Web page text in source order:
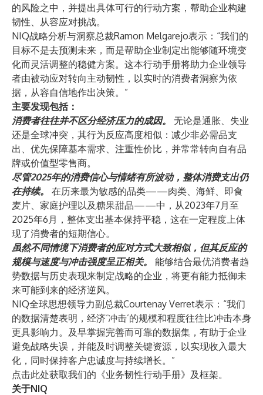
的风险之中，并提出具体可行的行动方案，帮助企业构建
韧性、从容应对挑战。
NIQ战略分析与洞察总裁Ramon Melgarejo表示：“我们的
目标不是去预测未来，而是帮助企业制定出能够随环境变
化而灵活调整的稳健方案。这本行动手册将助力企业领导
者由被动应对转向主动韧性，以实时的消费者洞察为依
据，从容自信地作出决策。”
主要发现包括：
消费者往往并不区分经济压力的成因。
无论是通胀、失业
还是全球冲突，其行为反应高度相似：减少非必需品支
出、优先保障基本需求、注重性价比，并常常转向自有品
牌或价值型零售商。
尽管2025年的消费信心与情绪有所波动，整体消费支出仍
在持续。
在历来最为敏感的品类——肉类、海鲜、即食
麦片、家庭护理以及糖果甜品——中，从2023年7月至
2025年6月，整体支出基本保持平稳，这在一定程度上体
现了消费者的短期信心。
虽然不同情境下消费者的应对方式大致相似，但其反应的
规模与速度与冲击强度呈正相关。
能够结合最优消费者趋
势数据与历史表现来制定战略的企业，将更有能力抵御未
来可能到来的经济逆风。
NIQ全球思想领导力副总裁Courtenay Verret表示：“我们
的数据清楚表明，经济‘冲击’的规模和程度往往比冲击本身
更具影响力。及早掌握完善而可靠的数据集，有助于企业
避免战略失误，并能及时调整关键资源，以实现收入最大
化，同时保持客户忠诚度与持续增长。”
点击此处获取我们的《业务韧性行动手册》及框架。
关于NIQ